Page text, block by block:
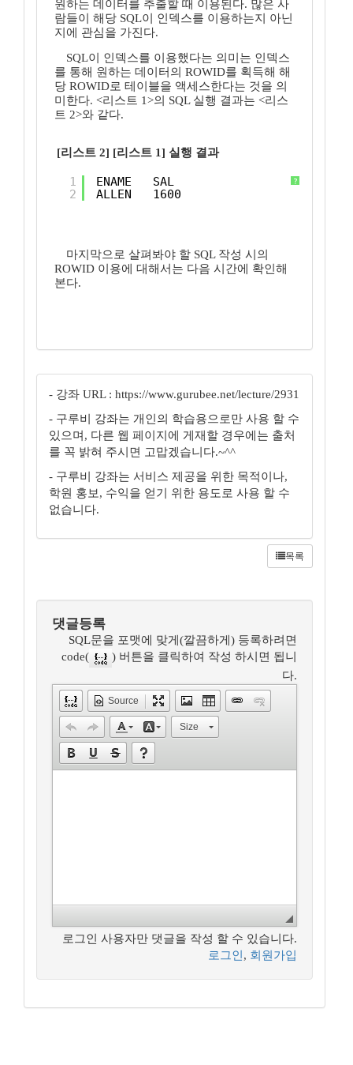
원하는 데이터를 추출할 때 이용된다. 많은 사
람들이 해당 SQL이 인덱스를 이용하는지 아닌
지에 관심을 가진다.
SQL이 인덱스를 이용했다는 의미는 인덱스
를 통해 원하는 데이터의 ROWID를 획득해 해
당 ROWID로 테이블을 액세스한다는 것을 의
미한다. <리스트 1>의 SQL 실행 결과는 <리스
트 2>와 같다.
[리스트 2] [리스트 1] 실행 결과
?
1
2
ENAME   SAL
ALLEN   1600
마지막으로 살펴봐야 할 SQL 작성 시의
ROWID 이용에 대해서는 다음 시간에 확인해
본다.
- 강좌 URL : https://www.gurubee.net/lecture/2931
- 구루비 강좌는 개인의 학습용으로만 사용 할 수
있으며, 다른 웹 페이지에 게재할 경우에는 출처
를 꼭 밝혀 주시면 고맙겠습니다.~^^
- 구루비 강좌는 서비스 제공을 위한 목적이나,
학원 홍보, 수익을 얻기 위한 용도로 사용 할 수
없습니다.
목록
댓글등록
SQL문을 포맷에 맞게(깔끔하게) 등록하려면
code(
) 버튼을 클릭하여 작성 하시면 됩니
다.
Source
Size
로그인 사용자만 댓글을 작성 할 수 있습니다.
로그인 , 회원가입